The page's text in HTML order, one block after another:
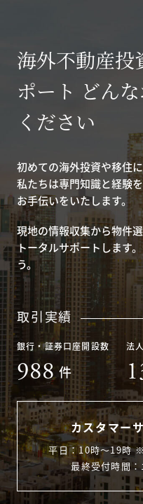
海外不動産投
ポート どん
ください
初めての海外投資や移住
私たちは専門知識と経験
お手伝いをいたします。
現地の情報収集から物件
トータルサポートします
う。
取引実績
銀行・証券口座開設数
988 件
法
カスタマー
平日：10時〜19時
最終受付時間